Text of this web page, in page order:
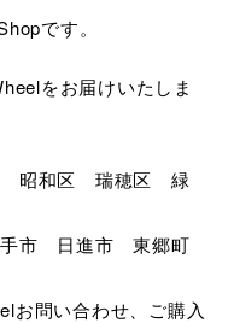
です。
をお届けいたしま
昭和区 瑞穂区 緑
手市 日進市 東郷町
問い合わせ、ご購入